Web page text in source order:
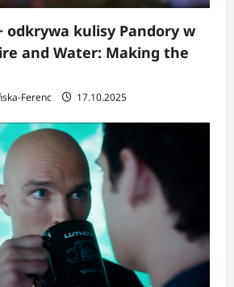
odkrywa kulisy Pandory w
and Water: Making the
Ferenc 17.10.2025